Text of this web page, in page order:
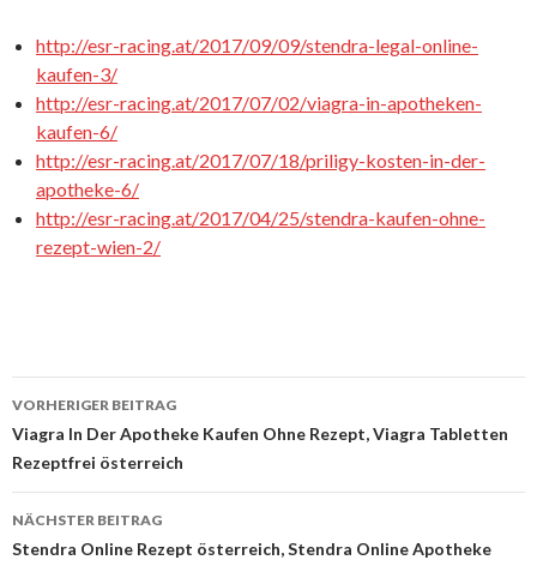
http://esr-racing.at/2017/09/09/stendra-legal-online-
kaufen-3/
http://esr-racing.at/2017/07/02/viagra-in-apotheken-
kaufen-6/
http://esr-racing.at/2017/07/18/priligy-kosten-in-der-
apotheke-6/
http://esr-racing.at/2017/04/25/stendra-kaufen-ohne-
rezept-wien-2/
Beitrags-
Navigation
VORHERIGER BEITRAG
Viagra In Der Apotheke Kaufen Ohne Rezept, Viagra Tabletten
Rezeptfrei österreich
NÄCHSTER BEITRAG
Stendra Online Rezept österreich, Stendra Online Apotheke